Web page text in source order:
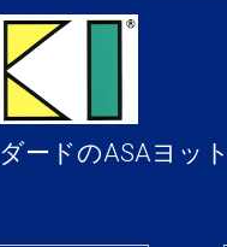
ードのASAヨッ